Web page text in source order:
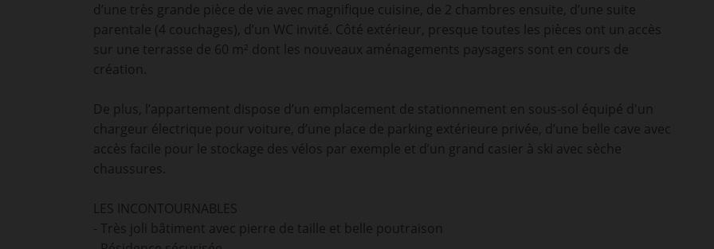
d’une très grande pièce de vie avec magnifique cuisine, de 2 chambres ensuite, d’une suite
parentale (4 couchages), d’un WC invité. Côté extérieur, presque toutes les pièces ont un accès
sur une terrasse de 60 m² dont les nouveaux aménagements paysagers sont en cours de
création.
De plus, l’appartement dispose d’un emplacement de stationnement en sous-sol équipé d'un
chargeur électrique pour voiture, d’une place de parking extérieure privée, d’une belle cave avec
accès facile pour le stockage des vélos par exemple et d’un grand casier à ski avec sèche
chaussures.
LES INCONTOURNABLES
- Très joli bâtiment avec pierre de taille et belle poutraison